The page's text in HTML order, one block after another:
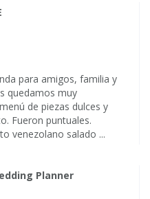
para amigos, familia y
quedamos muy
de piezas dulces y
Fueron puntuales.
venezolano salado ...
Planner